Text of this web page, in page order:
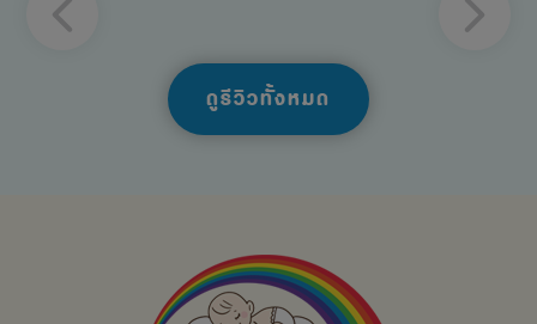
ดูรีวิวทั้งหมด